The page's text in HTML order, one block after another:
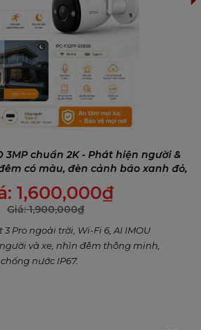
3MP chuẩn 2K - Phát hiện người &
có màu, đèn cảnh báo xanh đỏ,
Đàm thoại 2 chiều
1,600,000₫
Giá:1,900,000₫
Pro ngoài trời, Wi-Fi 6, AI IMOU
và xe, nhìn đêm thông minh,
nước IP67.